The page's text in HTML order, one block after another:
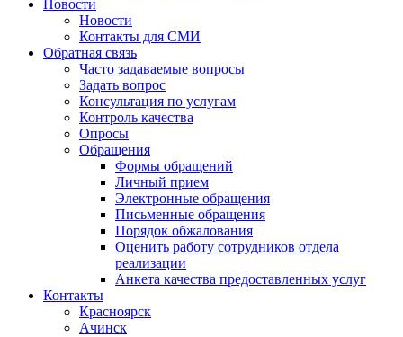
Новости
Новости
Контакты для СМИ
Обратная связь
Часто задаваемые вопросы
Задать вопрос
Консультация по услугам
Контроль качества
Опросы
Обращения
Формы обращений
Личный прием
Электронные обращения
Письменные обращения
Порядок обжалования
Оценить работу сотрудников отдела
реализации
Анкета качества предоставленных услуг
Контакты
Красноярск
Ачинск